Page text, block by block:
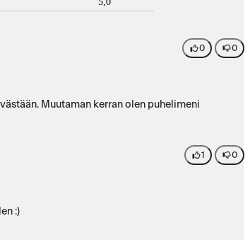
0 0
Muutaman kerran olen puhelimeni
1 0
:)